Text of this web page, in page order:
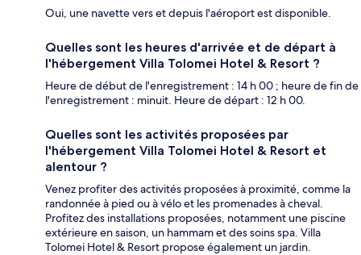
Oui, une navette vers et depuis l'aéroport est disponible.
Quelles sont les heures d'arrivée et de départ à
l'hébergement Villa Tolomei Hotel & Resort ?
Heure de début de l'enregistrement : 14 h 00 ; heure de fin de
l'enregistrement : minuit. Heure de départ : 12 h 00.
Quelles sont les activités proposées par
l'hébergement Villa Tolomei Hotel & Resort et
alentour ?
Venez profiter des activités proposées à proximité, comme la
randonnée à pied ou à vélo et les promenades à cheval.
Profitez des installations proposées, notamment une piscine
extérieure en saison, un hammam et des soins spa. Villa
Tolomei Hotel & Resort propose également un jardin.